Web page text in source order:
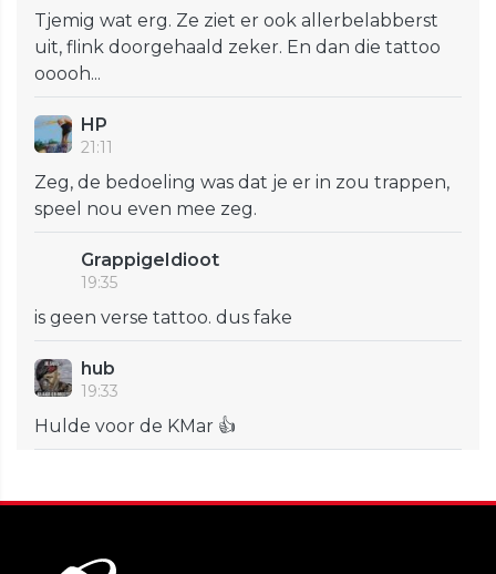
Tjemig wat erg. Ze ziet er ook allerbelabberst
uit, flink doorgehaald zeker. En dan die tattoo
ooooh...
HP
21:11
Zeg, de bedoeling was dat je er in zou trappen,
speel nou even mee zeg.
GrappigeIdioot
19:35
is geen verse tattoo. dus fake
hub
19:33
Hulde voor de KMar 👍